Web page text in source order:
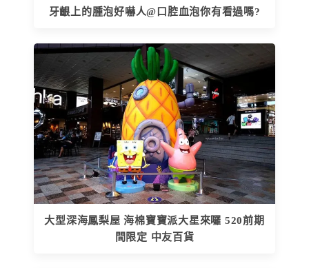
牙齦上的腫泡好嚇人@口腔血泡你有看過嗎?
大型深海鳳梨屋 海棉寶寶派大星來囉 520前期
間限定 中友百貨